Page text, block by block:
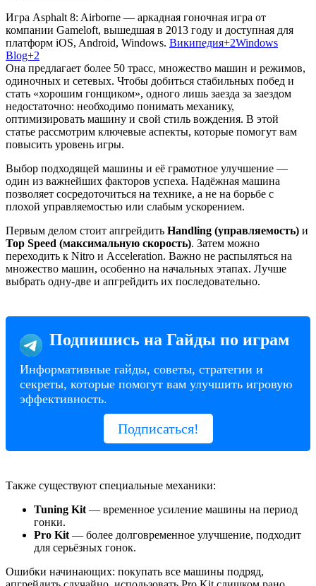
Игра Asphalt 8: Airborne — аркадная гоночная игра от
компании Gameloft, вышедшая в 2013 году и доступная для
платформ iOS, Android, Windows. Википедия+2Windows
Blog+2
Она предлагает более 50 трасс, множество машин и режимов,
одиночных и сетевых. Чтобы добиться стабильных побед и
стать «хорошим гонщиком», одного лишь заезда за заездом
недостаточно: необходимо понимать механику,
оптимизировать машину и свой стиль вождения. В этой
статье рассмотрим ключевые аспекты, которые помогут вам
повысить уровень игры.
Выбор подходящей машины и её грамотное улучшение —
один из важнейших факторов успеха. Надёжная машина
позволяет сосредоточиться на технике, а не на борьбе с
плохой управляемостью или слабым ускорением.
Первым делом стоит апгрейдить Handling (управляемость) и
Top Speed (максимальную скорость). Затем можно
переходить к Nitro и Acceleration. Важно не распыляться на
множество машин, особенно на начальных этапах. Лучше
выбрать одну-две и апгрейдить их последовательно.
Подпишись на Гайды по играм
Информативные гайды, советы, стратегии и
секреты, которые помогут вам улучшить игровую
эффективность.
Подписаться!
Также существуют специальные механики:
Tuning Kit — временное усиление машины на период
гонки.
Pro Kit — более долговременное улучшение, подходит
для серьёзных гонок.
Ошибки начинающих: покупать все машины подряд,